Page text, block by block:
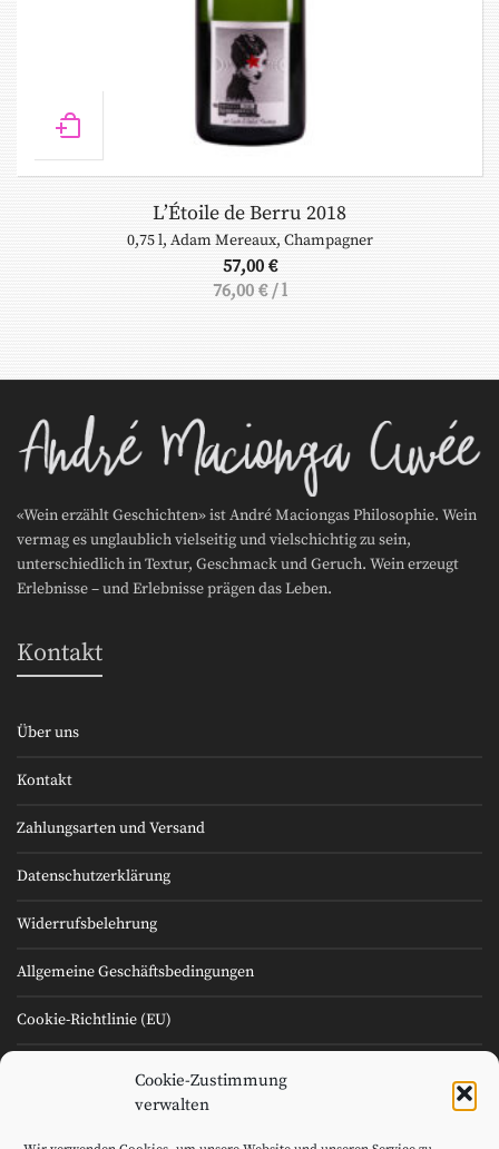
Cookie-Zustimmung
verwalten
L’Étoile de Berru 2018
0,75 l, Adam Mereaux, Champagner
57,00 €
76,00 €/l
«Wein erzählt Geschichten» ist André Maciongas Philosophie. Wein
vermag es unglaublich vielseitig und vielschichtig zu sein,
unterschiedlich in Textur, Geschmack und Geruch. Wein erzeugt
Erlebnisse – und Erlebnisse prägen das Leben.
Kontakt
Über uns
Kontakt
Zahlungsarten und Versand
Datenschutzerklärung
Widerrufsbelehrung
Allgemeine Geschäftsbedingungen
Cookie-Richtlinie (EU)
Cookie-Richtlinie (EU)